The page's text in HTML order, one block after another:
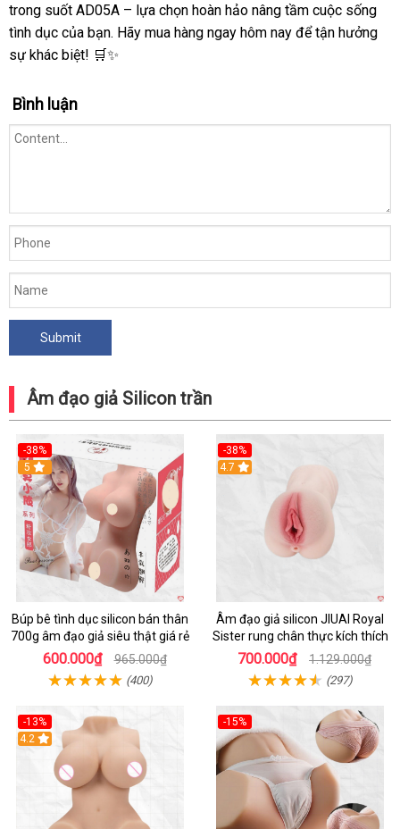
trong suốt AD05A – lựa chọn hoàn hảo nâng tầm cuộc sống
tình dục của bạn. Hãy mua hàng ngay hôm nay để tận hưởng
sự khác biệt! 🛒✨
Bình luận
Âm đạo giả Silicon trần
-38%
5
Búp bê tình dục silicon bán thân
700g âm đạo giả siêu thật giá rẻ
600.000₫ 965.000₫
(400)
-38%
Hot
4.7
Âm đạo giả silicon JIUAI Royal
Sister rung chân thực kích thích
700.000₫ 1.129.000₫
(297)
-13%
4.2
-15%
Hot